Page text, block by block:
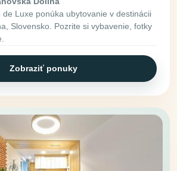
de Luxe ponúka ubytovanie v destinácii
Slovensko. Pozrite si vybavenie, fotky
Zobraziť ponuky